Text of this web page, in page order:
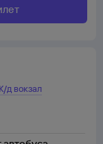
д вокзал